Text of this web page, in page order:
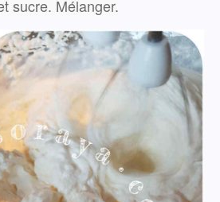
sucre. Mélanger.